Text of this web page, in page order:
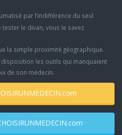
par l’indifférence du seul
le divan, vous le savez
la simple proximité géographique.
les outils qui manquaient
de son médecin.
de CHOISIRUNMEDECIN.com
utiliser CHOISIRUNMEDECIN.com